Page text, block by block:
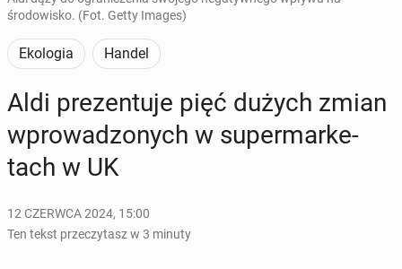
środowisko. (Fot. Getty Images)
Ekologia Handel
Aldi pre­zen­tu­je pięć dużych zmian
wpro­wa­dzo­nych w su­per­mar­ke­
tach w UK
12 CZERWCA 2024, 15:00
Ten tekst przeczytasz w 3 minuty